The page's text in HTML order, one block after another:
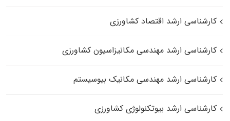
کارشناسی ارشد اقتصاد کشاورزی
کارشناسی ارشد مهندسی مکانیزاسیون کشاورزی
کارشناسی ارشد مهندسی مکانیک بیوسیستم
کارشناسی ارشد بیوتکنولوژی کشاورزی